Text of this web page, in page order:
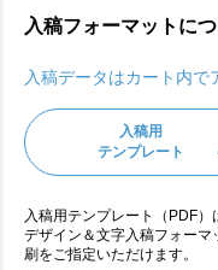
入稿フォーマットに
入稿データはカート内で
入稿用
テンプレート
入稿用テンプレート（PDF）
デザイン＆文字入稿フォー
刷をご指定いただけます。